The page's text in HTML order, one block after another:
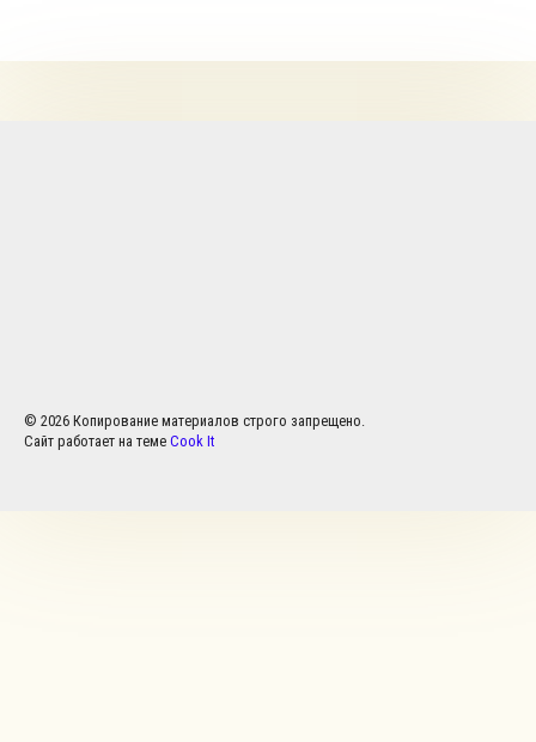
© 2026 Копирование материалов строго запрещено.
Сайт работает на теме Cook It